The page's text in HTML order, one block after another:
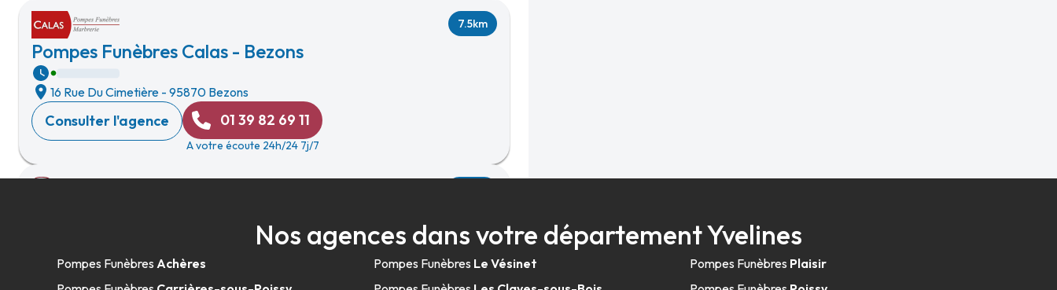
Pompes Funèbres Calas - Bezons
7.5km
16 Rue Du Cimetière - 95870 Bezons
Consulter l'agence 01 39 82 69 11
A votre écoute 24h/24 7j/7
50 Rue Des Capucines-78300 Poissy
01 39 65 00 93
Nos agences dans votre département Yvelines
Pompes Funèbres Achères
Pompes Funèbres Le Vésinet
Pompes Funèbres Plaisir